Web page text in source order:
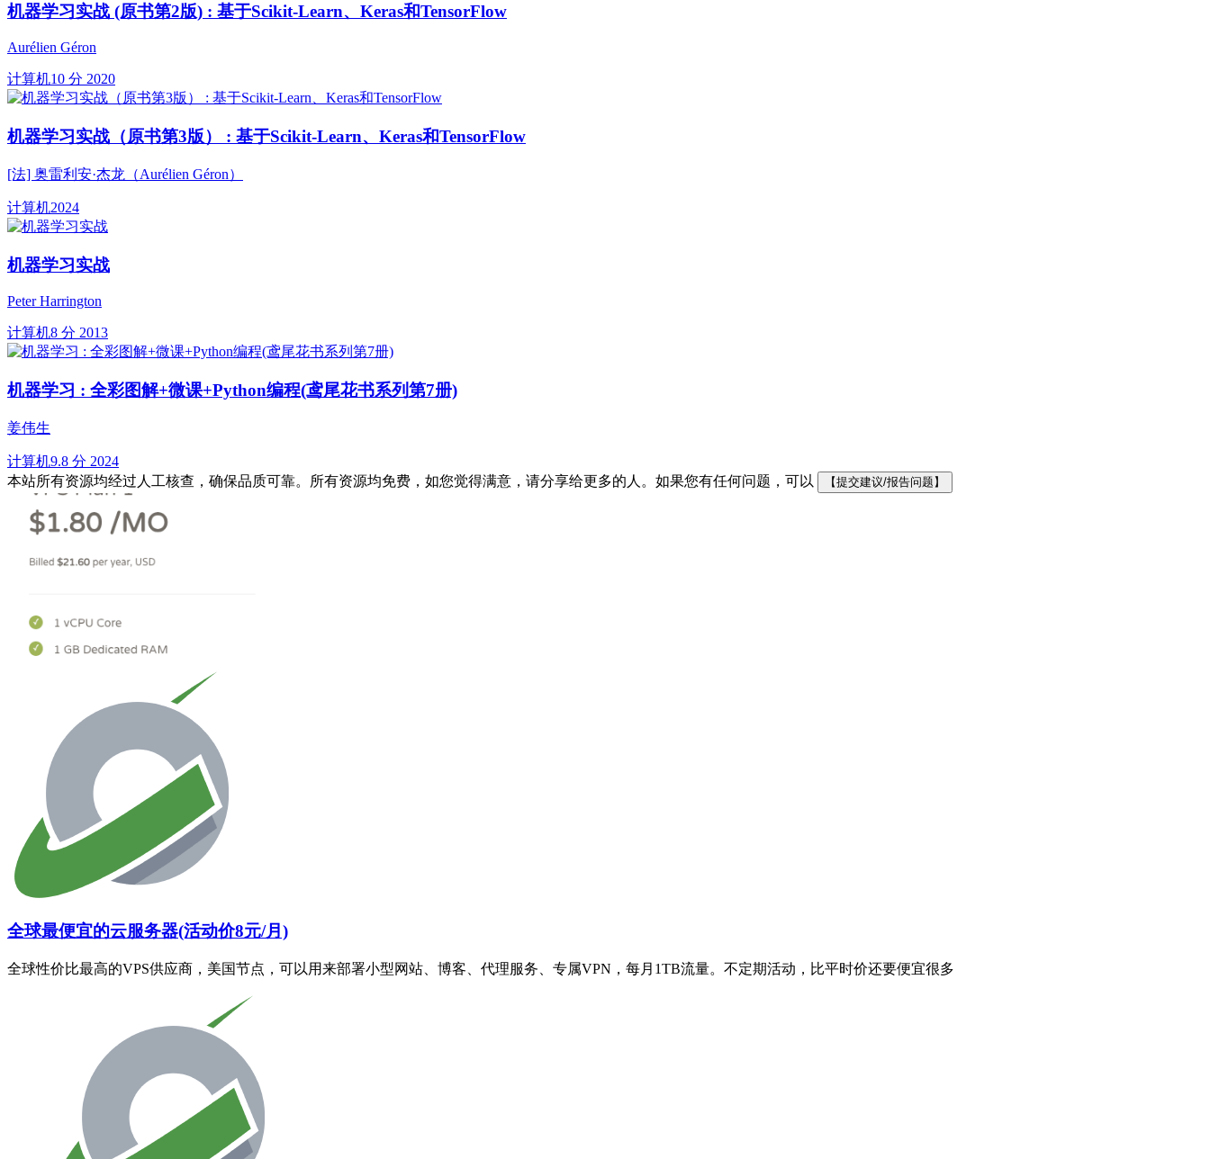
机器学习实战 (原书第2版) : 基于Scikit-Learn、Keras和TensorFlow
Aurélien Géron
计算机10 分 2020
机器学习实战（原书第3版） : 基于Scikit-Learn、Keras和TensorFlow
[法] 奥雷利安·杰龙（Aurélien Géron）
计算机2024
机器学习实战
Peter Harrington
计算机8 分 2013
机器学习 : 全彩图解+微课+Python编程(鸢尾花书系列第7册)
姜伟生
计算机9.8 分 2024
本站所有资源均经过人工核查，确保品质可靠。所有资源均免费，如您觉得满意，请分享给更多的人。如果您有任何问题，可以
【提交建议/报告问题】
全球最便宜的云服务器(活动价8元/月)
全球性价比最高的VPS供应商，美国节点，可以用来部署小型网站、博客、代理服务、专属VPN，每月1TB流量。不定期活动，比平时价还要便宜很多